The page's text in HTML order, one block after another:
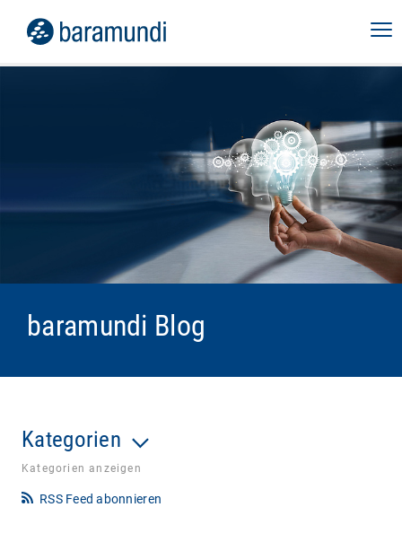
baramundi Blog
Kategorien
Kategorien anzeigen
RSS Feed abonnieren